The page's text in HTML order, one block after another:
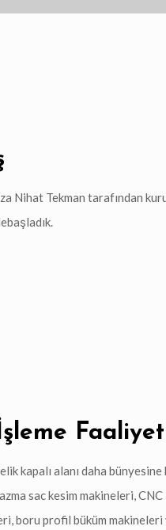
Nihat Tekman tarafından
kapalı alanı daha
sac kesim makineleri,
boru profil büküm